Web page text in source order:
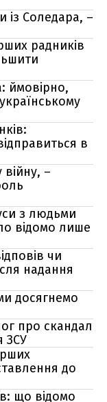
із Соледара, –
радників
ймовірно,
в
війну, –
з людьми
відомо лише
чи
надання
досягнемо
про скандал
ЗСУ
до
що відомо